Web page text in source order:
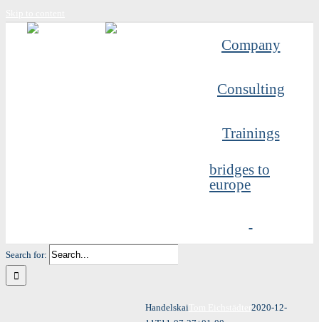
Company
Consulting
Trainings
bridges to
europe
Search for:
HandelskaiTom Eichstädter 2020-12-